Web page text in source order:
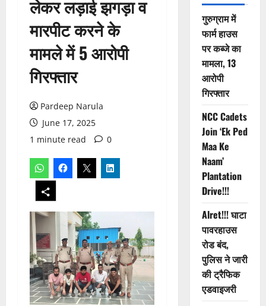
लेकर लड़ाई झगड़ा व
मारपीट करने के
मामले में 5 आरोपी
गिरफ्तार
Pardeep Narula
June 17, 2025
1 minute read
0
गुरुग्राम में
फार्म हाउस
पर कब्जे का
मामला, 13
आरोपी
गिरफ्तार
NCC Cadets
Join ‘Ek Ped
Maa Ke
Naam’
Plantation
Drive!!!
Alret!!! घाटा
पावरहाउस
रोड बंद,
पुलिस ने जारी
की ट्रैफिक
एडवाइजरी